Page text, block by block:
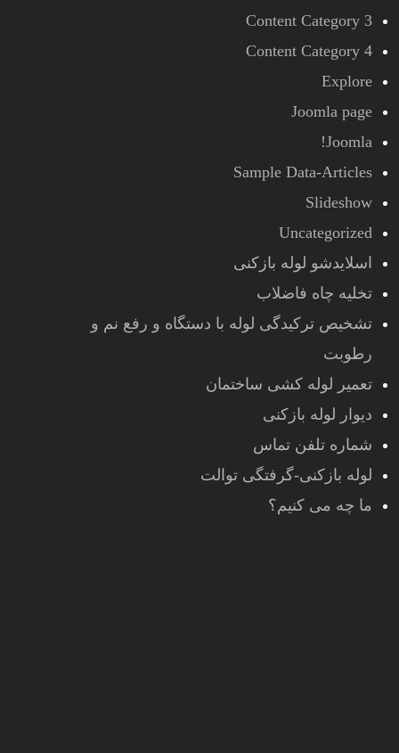
Content Category 3
Content Category 4
Explore
Joomla page
Joomla!
Sample Data-Articles
Slideshow
Uncategorized
اسلایدشو لوله بازکنی
تخلیه چاه فاضلاب
تشخیص ترکیدگی لوله با دستگاه و رفع نم و
رطوبت
تعمیر لوله کشی ساختمان
دیوار لوله بازکنی
شماره تلفن تماس
لوله بازکنی-گرفتگی توالت
ما چه می کنیم؟